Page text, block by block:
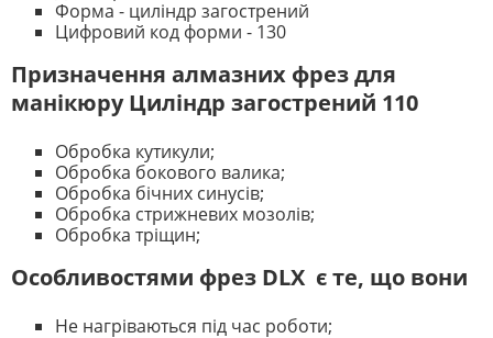
Форма - циліндр загострений
Цифровий код форми - 130
Призначення алмазних фрез для
манікюруЦиліндр загострений 110
Обробка кутикули;
Обробка бокового валика;
Обробка бічних синусів;
Обробка стрижневих мозолів;
Обробка тріщин;
Особливостями фрез DLX є те, що вони
Не нагріваються під час роботи;